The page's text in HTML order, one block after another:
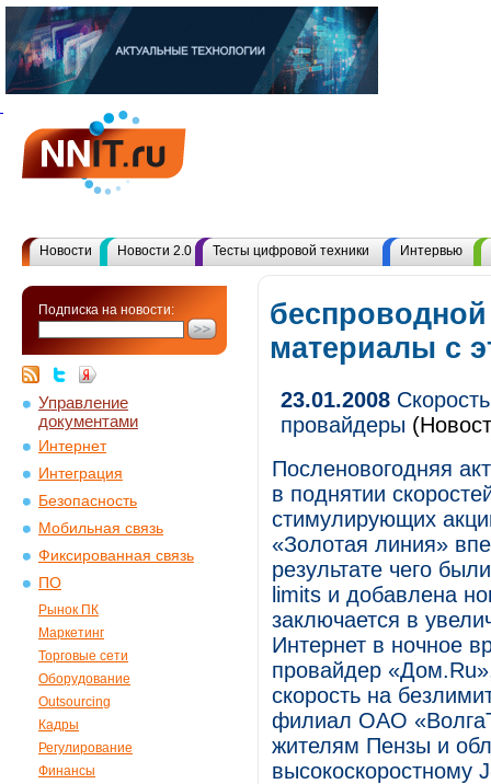
Новости Новости 2.0 Тесты цифровой техники Интервью
Подписка на новости:
Управление
документами
Интернет
Интеграция
Безопасность
Мобильная связь
Фиксированная связь
ПО
Рынок ПК
Маркетинг
Торговые сети
Оборудование
Outsourcing
Кадры
Регулирование
Финансы
беспроводной
материалы с
23.01.2008
провайдеры
Посленовогодняя
в поднятии
стимулирующих
«Золотая линия»
результате чего
limits и добавлена
заключается в
Интернет в ночное
провайдер
скорость на
филиал ОАО
жителям Пензы и
высокоскоростному